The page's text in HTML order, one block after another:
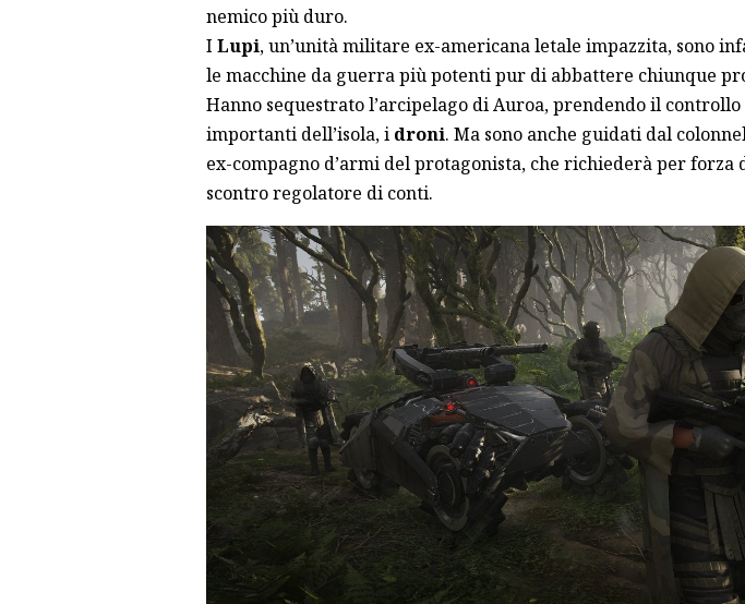
nemico più duro.
I Lupi, un’unità militare ex-americana letale impazzita, sono
le macchine da guerra più potenti pur di abbattere chiunque
Hanno sequestrato l’arcipelago di Auroa, prendendo il
importanti dell’isola, i droni. Ma sono anche guidati dal
ex-compagno d’armi del protagonista, che richiederà per forza
scontro regolatore di conti.